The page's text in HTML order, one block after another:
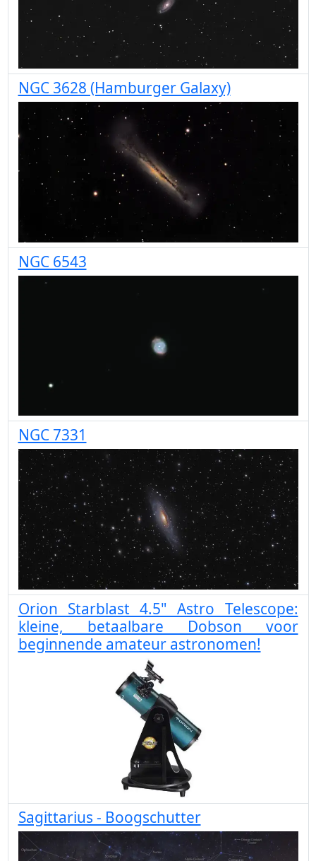
NGC 3628 (Hamburger Galaxy)
NGC 6543
NGC 7331
Orion Starblast 4.5" Astro Telescope:
kleine, betaalbare Dobson voor
beginnende amateur astronomen!
Sagittarius - Boogschutter